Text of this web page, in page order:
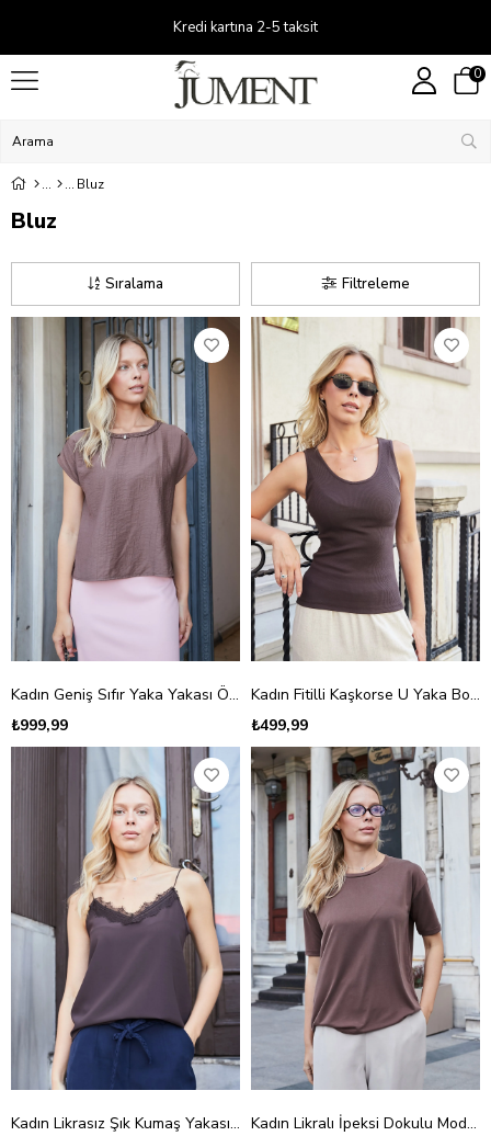
Kredi kartına 2-5 taksit
0
Bluz
Bluz
Filtreleme
Sıralama
Kadın Geniş Sıfır Yaka Yakası Örgü Aksesuarlı Omuzu Apoletli Bluz-Kahve
₺999,99
Kadın Fitilli Kaşkorse U Yaka Body Bluz-Kahve
₺499,99
Kadın Likrasız Şık Kumaş Yakası Dantelli İp Askılı Bluz-Kahve
Kadın Likralı İpeksi Dokulu Modal Penye Geniş Sıfır Yaka Düşük Omuzlı Kısa Kol Bluz-Kahve